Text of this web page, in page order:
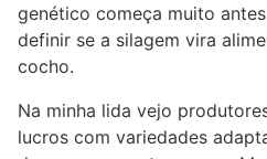
genético começa muito
definir se a silagem vira
cocho.
Na minha lida vejo
lucros com variedades